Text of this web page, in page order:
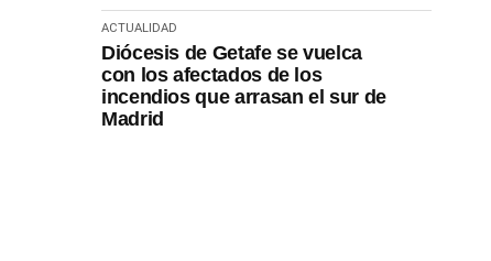
ACTUALIDAD
Diócesis de Getafe se vuelca
con los afectados de los
incendios que arrasan el sur de
Madrid